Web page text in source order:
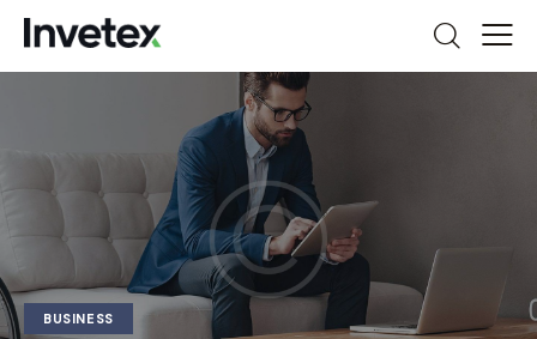
BUSINESS